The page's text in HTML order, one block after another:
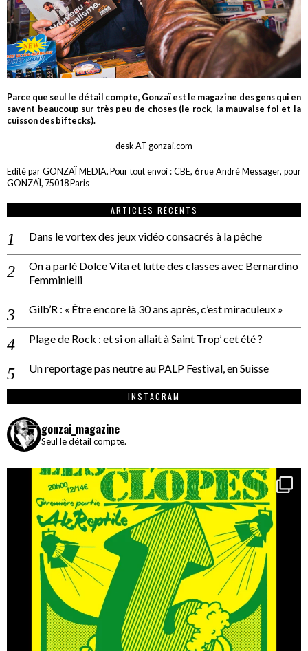
Parce que seul le détail compte, Gonzaï est le magazine des gens qui en
savent beaucoup sur très peu de choses (le rock, la mauvaise foi et la
cuisson des biftecks).
desk AT gonzai.com
Edité par GONZAÏ MEDIA. Pour tout envoi : CBE, 6 rue André Messager, pour
GONZAÏ, 75018 Paris
ARTICLES RÉCENTS
Dans le vortex des jeux vidéo consacrés à la pêche
On a parlé Dolce Vita et lutte des classes avec Bernardino
Femminielli
Gilb’R : « Être encore là 30 ans après, c’est miraculeux »
Plage de Rock : et si on allait à Saint Trop’ cet été ?
Un reportage pas neutre au PALP Festival, en Suisse
INSTAGRAM
gonzai_magazine
Seul le détail compte.